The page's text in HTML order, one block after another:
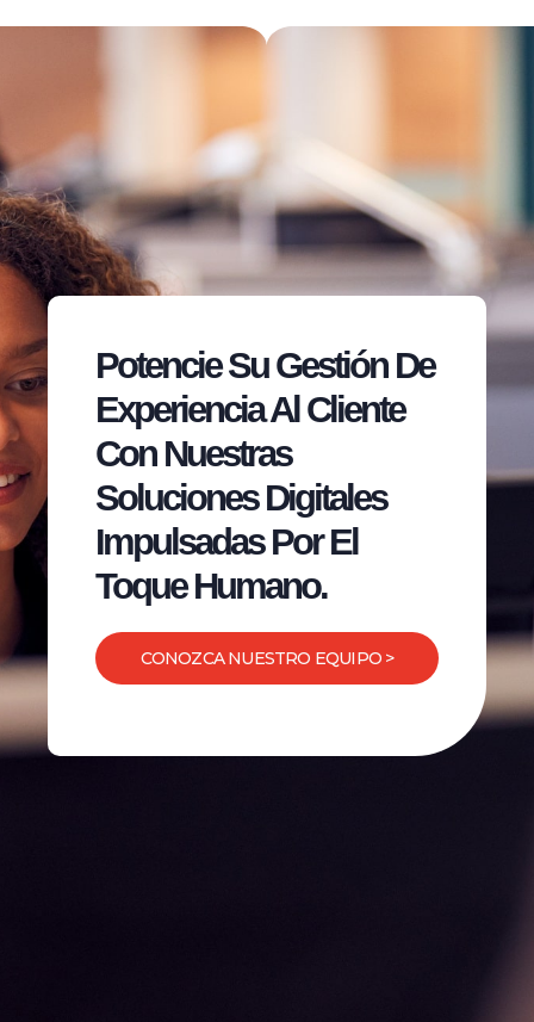
Potencie Su Gestión De
Experiencia Al Cliente
Con Nuestras
Soluciones Digitales
Impulsadas Por El
Toque Humano.
CONOZCA NUESTRO EQUIPO >